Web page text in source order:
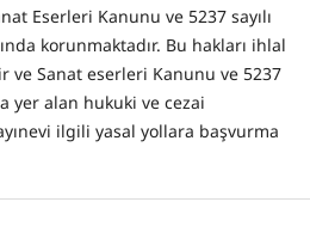
Eserleri Kanunu ve 5237 sayılı
korunmaktadır. Bu hakları ihlal
ve Sanat eserleri Kanunu ve 5237
yer alan hukuki ve cezai
ilgili yasal yollara başvurma